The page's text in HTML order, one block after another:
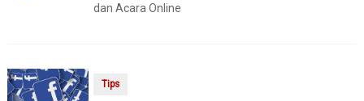
dan Acara Online
Tips